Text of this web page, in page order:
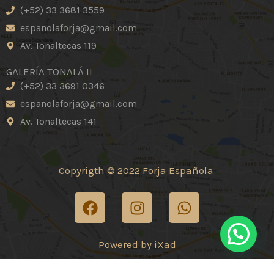
(+52) 33 3681 3559
espanolaforja@gmail.com
Av. Tonaltecas 119
GALERÍA TONALÁ II
(+52) 33 3691 0346
espanolaforja@gmail.com
Av. Tonaltecas 141
Copyrigth © 2022 Forja Española
F
a
I
n
t
W
h
a
Powered by iXad